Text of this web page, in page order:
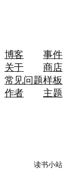
博客
关于
常见问题
作者
事件
商店
样板
主题
读书小站